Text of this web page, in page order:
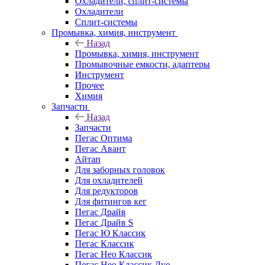
Охладители
Сплит-системы
Промывка, химия, инструмент
Назад
Промывка, химия, инструмент
Промывочные емкости, адаптеры
Инструмент
Прочее
Химия
Запчасти
Назад
Запчасти
Пегас Оптима
Пегас Авант
Айтап
Для заборных головок
Для охладителей
Для редукторов
Для фитингов кег
Пегас Драйв
Пегас Драйв S
Пегас Ю Классик
Пегас Классик
Пегас Нео Классик